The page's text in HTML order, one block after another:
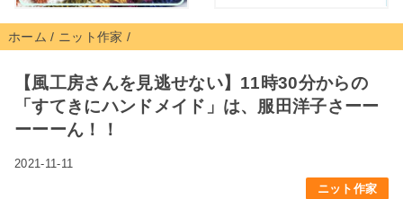
ホーム / ニット作家 /
【風工房さんを見逃せない】11時30分からの
「すてきにハンドメイド」は、服田洋子さーー
ーーーん！！
2021-11-11
ニット作家